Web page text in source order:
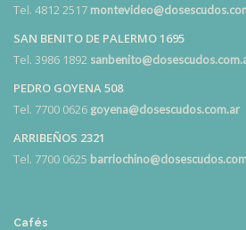
Tel. 4812 2517
SAN BENITO DE PALERMO 1695
Tel. 3986 1892
PEDRO GOYENA 508
Tel. 7700 0626 goyena@dosescudos.com.ar
ARRIBEÑOS 2321
Tel. 7700 0625
Cafés